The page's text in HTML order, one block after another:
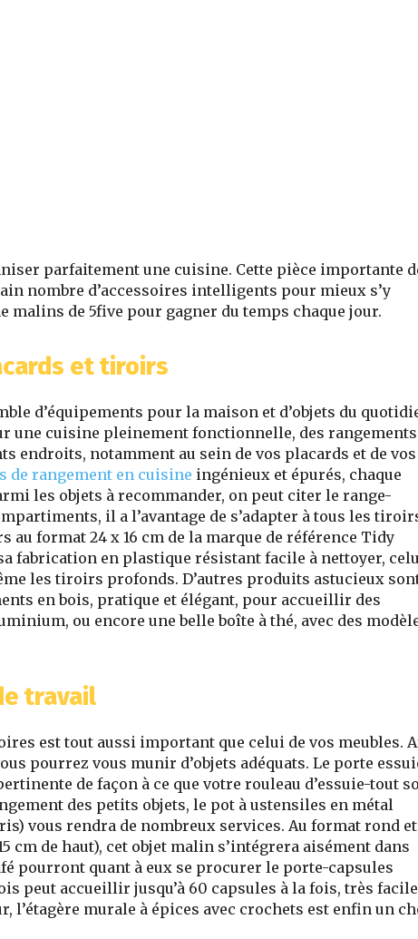
parfaitement une cuisine. Cette pièce importante
nombre d’accessoires intelligents pour mieux s’y
de 5five pour gagner du temps chaque jour.
et tiroirs
d’équipements pour la maison et d’objets du
une cuisine pleinement fonctionnelle, des rangements
endroits, notamment au sein de vos placards et de vos
de rangement en cuisine ingénieux et épurés, chaque
les objets à recommander, on peut citer le range-
il a l’avantage de s’adapter à tous les
format 24 x 16 cm de la marque de référence Tidy
fabrication en plastique résistant facile à nettoyer,
les tiroirs profonds. D’autres produits astucieux
en bois, pratique et élégant, pour accueillir des
ou encore une belle boîte à thé, avec des
travail
est tout aussi important que celui de vos meubles.
pourrez vous munir d’objets adéquats. Le porte
de façon à ce que votre rouleau d’essuie-tout
des petits objets, le pot à ustensiles en métal
vous rendra de nombreux services. Au format rond
cm de haut), cet objet malin s’intégrera aisément dans
pourront quant à eux se procurer le porte-capsules
peut accueillir jusqu’à 60 capsules à la fois, très
l’étagère murale à épices avec crochets est enfin un